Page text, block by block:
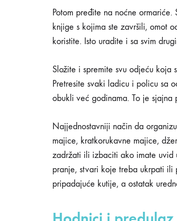
STVARI
IZ
KOMPLETNOG
DOMA?
Potom pređite na noćne
knjige s kojima ste završili, omot
koristite. Isto uradite i sa svim
Složite i spremite svu odjeću
Pretresite svaki ladicu i policu sa
obukli već godinama. To je sjajna
Najjednostavniji način da
majice, kratkorukavne majice,
zadržati ili izbaciti ako imate uvid
pranje, stvari koje treba ukrpati
pripadajuće kutije, a ostatak